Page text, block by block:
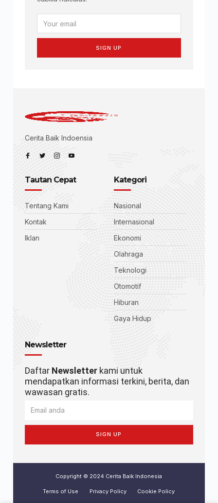
SIGN UP
Cerita Baik Indoensia
Tautan Cepat
Tentang Kami
Kontak
Iklan
Kategori
Nasional
Internasional
Ekonomi
Olahraga
Teknologi
Otomotif
Hiburan
Gaya Hidup
Newsletter
Daftar Newsletterkami untuk
mendapatkan informasi terkini, berita, dan
wawasan gratis.
SIGN UP
Copyright © 2024 Cerita Baik Indonesia
Terms of Use Privacy Policy Cookie Policy